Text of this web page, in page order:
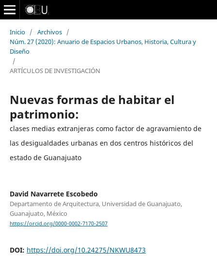
Inicio / Archivos /
Núm. 27 (2020): Anuario de Espacios Urbanos, Historia, Cultura y
Diseño
/
ARTÍCULOS DE INVESTIGACIÓN
Nuevas formas de habitar el
patrimonio:
clases medias extranjeras como factor de agravamiento de
las desigualdades urbanas en dos centros históricos del
estado de Guanajuato
David Navarrete Escobedo
Departamento de Arquitectura, Universidad de Guanajuato,
Guanajuato, México
https://orcid.org/0000-0002-7170-2507
DOI: https://doi.org/10.24275/NKWU8473